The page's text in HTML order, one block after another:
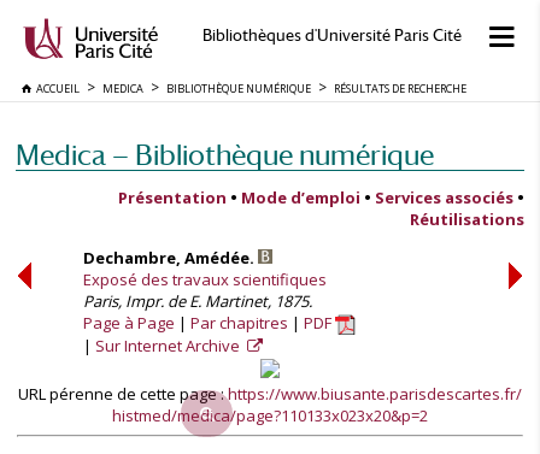
Bibliothèques d'Université Paris Cité
ACCUEIL MEDICA BIBLIOTHÈQUE NUMÉRIQUE RÉSULTATS DE RECHERCHE
Medica — Bibliothèque numérique
Présentation • Mode d’emploi • Services associés •
Réutilisations
Dechambre, Amédée.
Exposé des travaux scientifiques
Paris, Impr. de E. Martinet, 1875.
Page à Page
Par chapitres
PDF
Sur Internet Archive
URL pérenne de cette page :https://www.biusante.parisdescartes.fr/
histmed/medica/page?110133x023x20&p=2